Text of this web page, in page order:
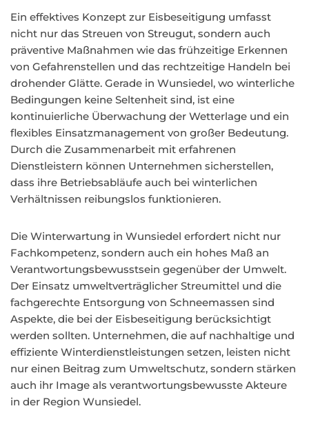
Ein effektives Konzept zur Eisbeseitigung umfasst
nicht nur das Streuen von Streugut, sondern auch
präventive Maßnahmen wie das frühzeitige Erkennen
von Gefahrenstellen und das rechtzeitige Handeln bei
drohender Glätte. Gerade in Wunsiedel, wo winterliche
Bedingungen keine Seltenheit sind, ist eine
kontinuierliche Überwachung der Wetterlage und ein
flexibles Einsatzmanagement von großer Bedeutung.
Durch die Zusammenarbeit mit erfahrenen
Dienstleistern können Unternehmen sicherstellen,
dass ihre Betriebsabläufe auch bei winterlichen
Verhältnissen reibungslos funktionieren.
Die Winterwartung in Wunsiedel erfordert nicht nur
Fachkompetenz, sondern auch ein hohes Maß an
Verantwortungsbewusstsein gegenüber der Umwelt.
Der Einsatz umweltverträglicher Streumittel und die
fachgerechte Entsorgung von Schneemassen sind
Aspekte, die bei der Eisbeseitigung berücksichtigt
werden sollten. Unternehmen, die auf nachhaltige und
effiziente Winterdienstleistungen setzen, leisten nicht
nur einen Beitrag zum Umweltschutz, sondern stärken
auch ihr Image als verantwortungsbewusste Akteure
in der Region Wunsiedel.